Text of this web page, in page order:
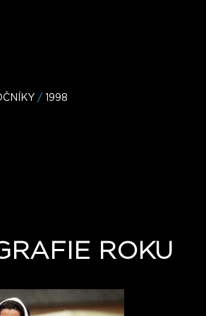
/ 1998
ROKU